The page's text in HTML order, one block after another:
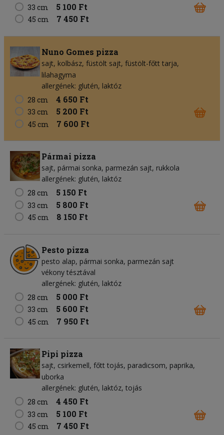
33 cm 5 100 Ft
45 cm 7 450 Ft
Nuno Gomes pizza
sajt kolbász füstölt sajt füstölt-főtt tarja
lilahagyma
allergének: glutén, laktóz
28 cm
4 650 Ft
33 cm 5 200 Ft
45 cm 7 600 Ft
Pármai pizza
sajt pármai sonka parmezán sajt rukkola
allergének: glutén, laktóz
28 cm
5 150 Ft
33 cm 5 800 Ft
45 cm 8 150 Ft
Pesto pizza
pesto alap pármai sonka parmezán sajt
vékony tésztával
allergének: glutén, laktóz
28 cm
5 000 Ft
33 cm 5 600 Ft
45 cm 7 950 Ft
Pipi pizza
sajt csirkemell főtt tojás paradicsom paprika
uborka
allergének: glutén, laktóz, tojás
28 cm
4 450 Ft
33 cm 5 100 Ft
45 cm 7 450 Ft